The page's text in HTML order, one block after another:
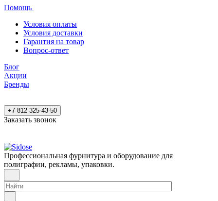
Помощь
Условия оплаты
Условия доставки
Гарантия на товар
Вопрос-ответ
Блог
Акции
Бренды
+7 812 325-43-50
Заказать звонок
Профессиональная фурнитура и оборудование для
полиграфии, рекламы, упаковки.